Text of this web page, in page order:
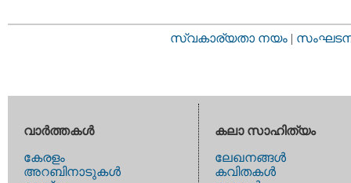
സ്വകാര്യതാ നയം |
വാര്‍ത്തകള്‍
കേരളം
അറബിനാടുകള്‍
കലാ സാഹിത്യം
ലേഖനങ്ങള്‍
കവിതകള്‍